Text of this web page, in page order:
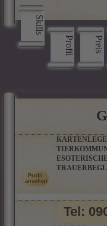
Skills
Profil
Preis
Tel: